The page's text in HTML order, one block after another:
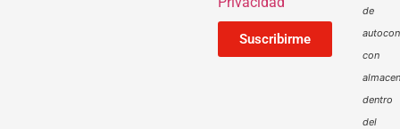
Suscribirme
de
con
dentro
del